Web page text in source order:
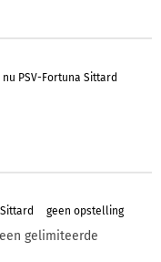
PSV-Fortuna Sittard
geen opstelling
gelimiteerde